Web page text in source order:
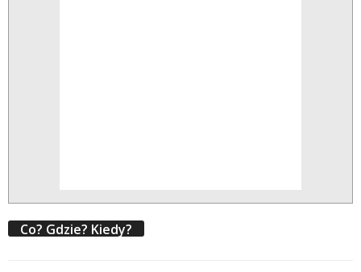
Co? Gdzie? Kiedy?